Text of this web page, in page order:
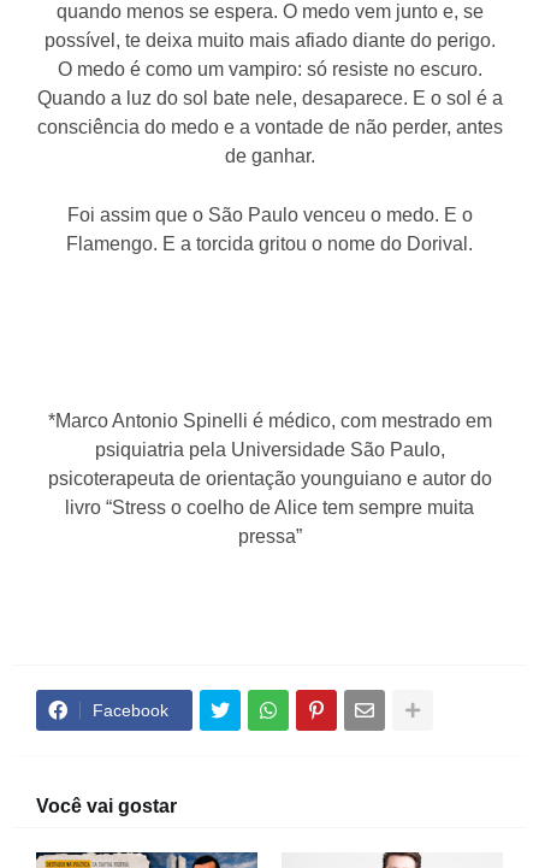
quando menos se espera. O medo vem junto e, se
possível, te deixa muito mais afiado diante do perigo.
O medo é como um vampiro: só resiste no escuro.
Quando a luz do sol bate nele, desaparece. E o sol é a
consciência do medo e a vontade de não perder, antes
de ganhar.
Foi assim que o São Paulo venceu o medo. E o
Flamengo. E a torcida gritou o nome do Dorival.
*Marco Antonio Spinelli é médico, com mestrado em
psiquiatria pela Universidade São Paulo,
psicoterapeuta de orientação younguiano e autor do
livro “Stress o coelho de Alice tem sempre muita
pressa”
Facebook
Você vai gostar